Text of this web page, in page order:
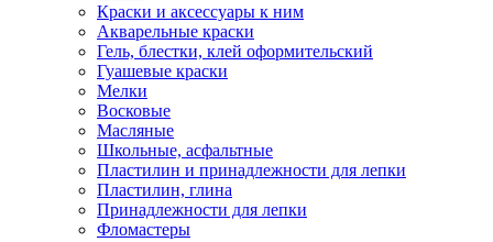
Краски и аксессуары к ним
Акварельные краски
Гель, блестки, клей оформительский
Гуашевые краски
Мелки
Восковые
Масляные
Школьные, асфальтные
Пластилин и принадлежности для лепки
Пластилин, глина
Принадлежности для лепки
Фломастеры